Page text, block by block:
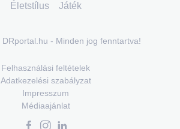
Életstílus
Játék
- Minden jog fenntartva!
Felhasználási feltételek
Adatkezelési szabályzat
Impresszum
Médiaajánlat